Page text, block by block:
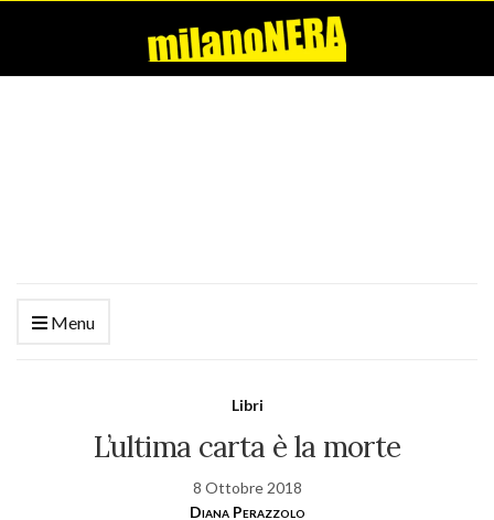
Menu
Libri
L’ultima carta è la morte
8 Ottobre 2018
Diana Perazzolo